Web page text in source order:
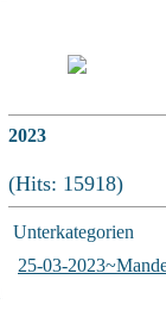
2023
(Hits: 15918)
Unterkategorien
25-03-